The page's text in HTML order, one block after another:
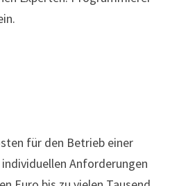
für den Betrieb einer
Anforderungen